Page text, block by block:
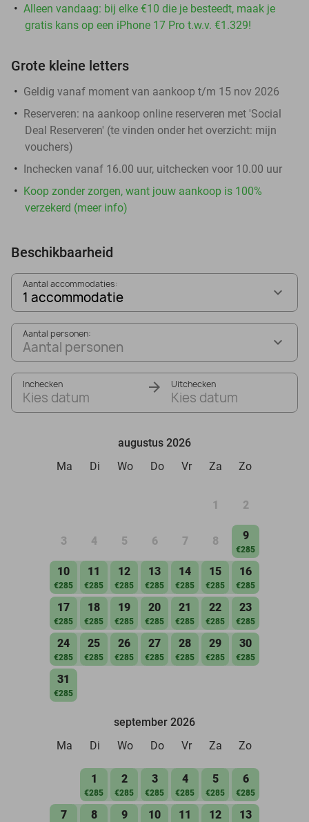
Alleen vandaag: bij elke €10 die je besteedt, maak je
gratis kans op een iPhone 17 Pro t.w.v. €1.329!
Grote kleine letters
Geldig vanaf moment van aankoop t/m 15 nov 2026
Reserveren: na aankoop online reserveren met 'Social
Deal Reserveren' (te vinden onder het overzicht: mijn
vouchers)
Inchecken vanaf 16.00 uur, uitchecken voor 10.00 uur
Koop zonder zorgen, want jouw aankoop is 100%
verzekerd (meer info)
Beschikbaarheid
Aantal accommodaties:
1 accommodatie
Aantal personen:
Aantal personen
Inchecken
Kies datum
Uitchecken
Kies datum
augustus 2026
Ma
Di Wo Do Vr Za Zo
1 2
3 4 5 6 7 8 9
€285
10
€285
11
€285
12
€285
13
€285
14
€285
15
€285
16
€285
17
€285
18
€285
19
€285
20
€285
21
€285
22
€285
23
€285
24
€285
25
€285
26
€285
27
€285
28
€285
29
€285
30
€285
31
€285
september 2026
Ma
Di Wo Do Vr Za Zo
1
€285
2
€285
3
€285
4
€285
5
€285
6
€285
7 8 9 10 11 12 13